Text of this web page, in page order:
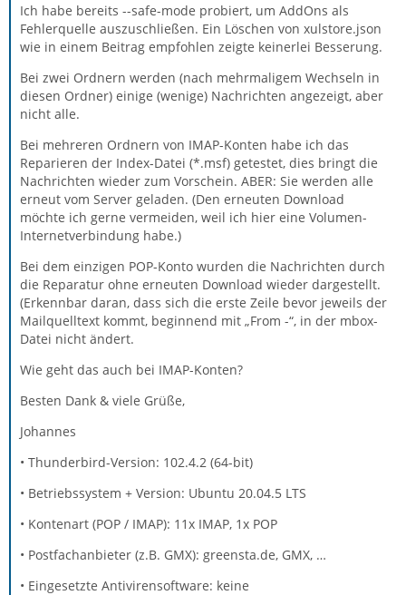
Ich habe bereits --safe-mode probiert, um AddOns als
Fehlerquelle auszuschließen. Ein Löschen von xulstore.json
wie in einem Beitrag empfohlen zeigte keinerlei Besserung.
Bei zwei Ordnern werden (nach mehrmaligem Wechseln in
diesen Ordner) einige (wenige) Nachrichten angezeigt, aber
nicht alle.
Bei mehreren Ordnern von IMAP-Konten habe ich das
Reparieren der Index-Datei (*.msf) getestet, dies bringt die
Nachrichten wieder zum Vorschein. ABER: Sie werden alle
erneut vom Server geladen. (Den erneuten Download
möchte ich gerne vermeiden, weil ich hier eine Volumen-
Internetverbindung habe.)
Bei dem einzigen POP-Konto wurden die Nachrichten durch
die Reparatur ohne erneuten Download wieder dargestellt.
(Erkennbar daran, dass sich die erste Zeile bevor jeweils der
Mailquelltext kommt, beginnend mit „From -“, in der mbox-
Datei nicht ändert.
Wie geht das auch bei IMAP-Konten?
Besten Dank & viele Grüße,
Johannes
• Thunderbird-Version: 102.4.2 (64-bit)
• Betriebssystem + Version: Ubuntu 20.04.5 LTS
• Kontenart (POP / IMAP): 11x IMAP, 1x POP
• Postfachanbieter (z.B. GMX): greensta.de, GMX, …
• Eingesetzte Antivirensoftware: keine